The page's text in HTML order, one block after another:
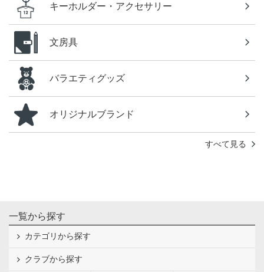
キーホルダー・アクセサリー
文房具
バラエティグッズ
オリジナルブランド
すべて見る
一覧から探す
カテゴリから探す
クラブから探す